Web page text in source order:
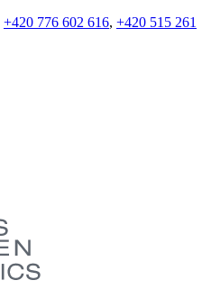
+420 776 602 616, +420 515 261